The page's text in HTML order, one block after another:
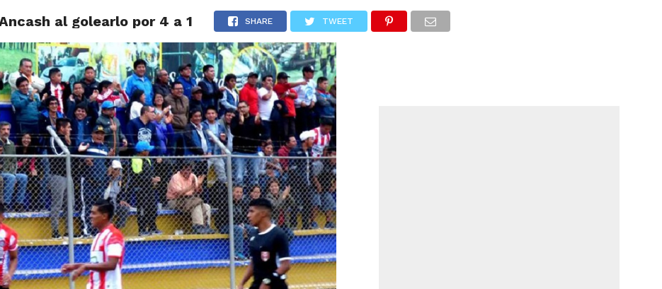
HUARAZ ÁNCASH TÚ ELIGES 2026 POLICIALES DEPORTES DENUNCIAS WHATSAPP
al golearlo por 4 a 1 SHARE TWEET